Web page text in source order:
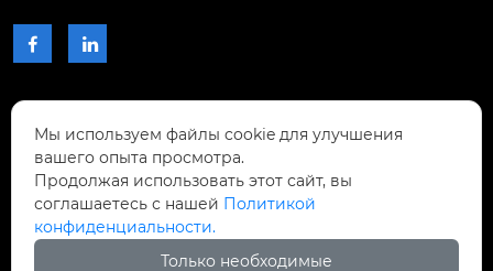
 
КОНТАКТЫ

Проспект Чжибиян № 2, Донхупин, город
Тайпин, уезд Шисин, город Шаогуань,
провинция Гуандун, Китай.
Мы используем файлы cookie для улучшения
вашего опыта просмотра.
Продолжая использовать этот сайт, вы
соглашаетесь с нашей Политикой
конфиденциальности.
Только необходимые